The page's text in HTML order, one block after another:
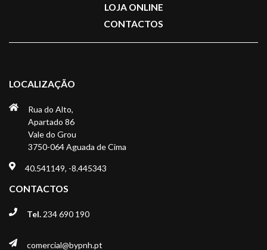
LOJA ONLINE
CONTACTOS
LOCALIZAÇÃO
Rua do Alto,
Apartado 86
Vale do Grou
3750-064 Aguada de Cima
40.541149, -8.445343
CONTACTOS
Tel. 234 690 190
comercial@bypnh.pt